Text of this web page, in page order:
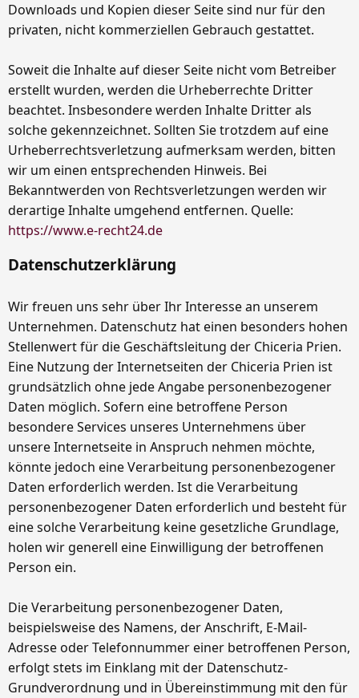
Downloads und Kopien dieser Seite sind nur für den
privaten, nicht kommerziellen Gebrauch gestattet.
Soweit die Inhalte auf dieser Seite nicht vom Betreiber
erstellt wurden, werden die Urheberrechte Dritter
beachtet. Insbesondere werden Inhalte Dritter als
solche gekennzeichnet. Sollten Sie trotzdem auf eine
Urheberrechtsverletzung aufmerksam werden, bitten
wir um einen entsprechenden Hinweis. Bei
Bekanntwerden von Rechtsverletzungen werden wir
derartige Inhalte umgehend entfernen. Quelle:
https://www.e-recht24.de
Datenschutzerklärung
Wir freuen uns sehr über Ihr Interesse an unserem
Unternehmen. Datenschutz hat einen besonders hohen
Stellenwert für die Geschäftsleitung der Chiceria Prien.
Eine Nutzung der Internetseiten der Chiceria Prien ist
grundsätzlich ohne jede Angabe personenbezogener
Daten möglich. Sofern eine betroffene Person
besondere Services unseres Unternehmens über
unsere Internetseite in Anspruch nehmen möchte,
könnte jedoch eine Verarbeitung personenbezogener
Daten erforderlich werden. Ist die Verarbeitung
personenbezogener Daten erforderlich und besteht für
eine solche Verarbeitung keine gesetzliche Grundlage,
holen wir generell eine Einwilligung der betroffenen
Person ein.
Die Verarbeitung personenbezogener Daten,
beispielsweise des Namens, der Anschrift, E-Mail-
Adresse oder Telefonnummer einer betroffenen Person,
erfolgt stets im Einklang mit der Datenschutz-
Grundverordnung und in Übereinstimmung mit den für